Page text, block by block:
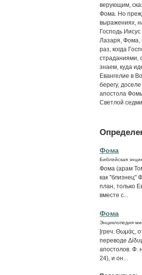
верующим,
Фома. Но
выражениях,
Господь
Лазаря, Фома,
раз, когда
страданиями,
знаем, куда
Евангелие в
берегу,
апостола
Светлой
Фома
Библейская
Фома (арам
как "близнец"
план, только
вместе с...
Фома
Энциклопедия
[греч. Θωμάς,
переводе
апостолов. Ф.
24), и он...